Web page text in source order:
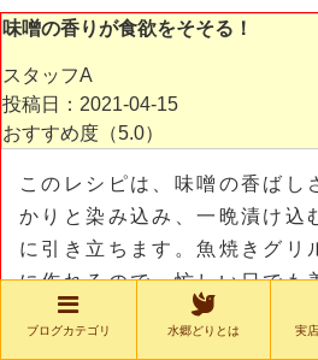
味噌の香りが食欲をそそる！
スタッフA
投稿日：2021-04-15
おすすめ度（5.0）
このレシピは、味噌の香ばし
かりと染み込み、一晩漬け込
に引き立ちます。魚焼きグリ
に作れるので、忙しい日でも
楽しめます。七味を添える
ブログカテゴリ 水郷どりとは 実